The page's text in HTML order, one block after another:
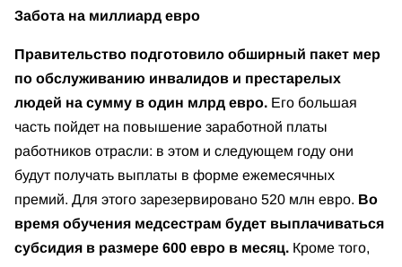
Забота на миллиард евро
Правительство подготовило обширный пакет мер
по обслуживанию инвалидов и престарелых
людей на сумму в один млрд евро. Его большая
часть пойдет на повышение заработной платы
работников отрасли: в этом и следующем году они
будут получать выплаты в форме ежемесячных
премий. Для этого зарезервировано 520 млн евро. Во
время обучения медсестрам будет выплачиваться
субсидия в размере 600 евро в месяц. Кроме того,